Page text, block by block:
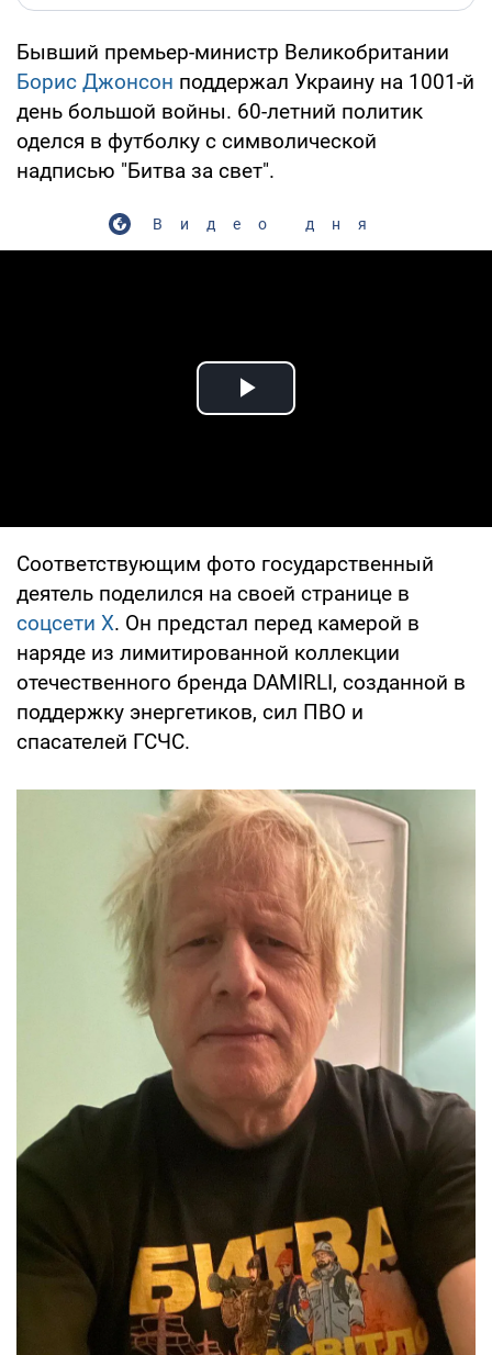
Бывший премьер-министр Великобритании
Борис Джонсон поддержал Украину на 1001-й
день большой войны. 60-летний политик
оделся в футболку с символической
надписью "Битва за свет".
Видео дня
Play Video
Соответствующим фото государственный
деятель поделился на своей странице в
соцсети X. Он предстал перед камерой в
наряде из лимитированной коллекции
отечественного бренда DAMIRLI, созданной в
поддержку энергетиков, сил ПВО и
спасателей ГСЧС.